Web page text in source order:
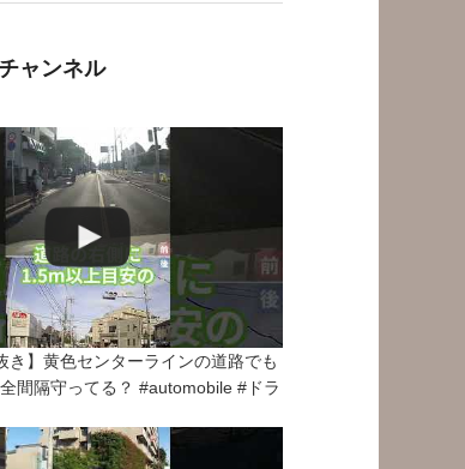
ャンネル
き】黄色センターラインの道路でも
間隔守ってる？ #automobile #ドラ